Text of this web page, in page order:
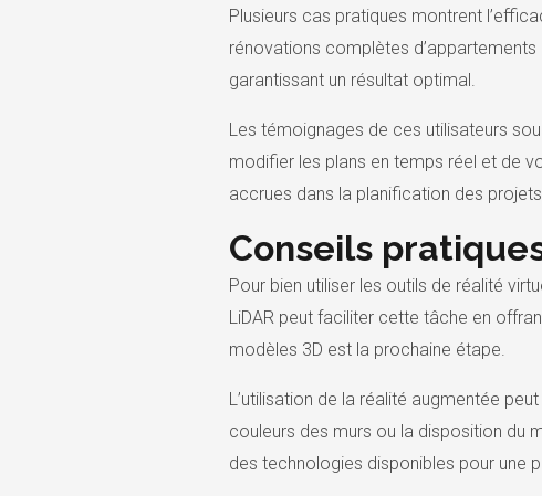
Plusieurs cas pratiques montrent
rénovations complètes
garantissant un résultat optimal.
Les témoignages de ces utilisateurs
modifier les plans en temps réel et de
accrues dans la planification des
Conseils
Pour bien utiliser les outils de réalité
LiDAR peut faciliter cette tâche en
modèles 3D est la prochaine étape.
L’utilisation de la réalité augmentée
couleurs des murs ou la disposition du
des technologies disponibles pour une